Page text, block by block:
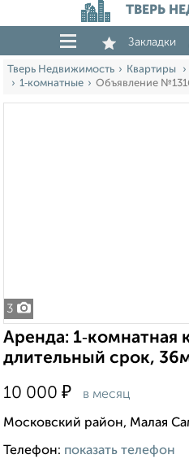
ТВЕРЬ
Закладки
Тверь Недвижимость Квартиры
1‑комнатные
Объявление
3
Аренда: 1‑комнатная
длительный срок,
10 000 ₽ в месяц
Московский район, Малая
Телефон: показать телефон